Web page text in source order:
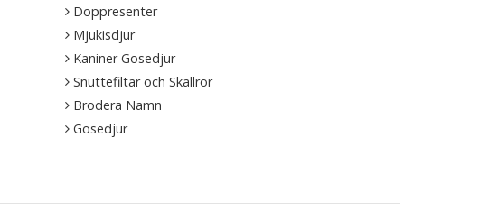
Doppresenter
Mjukisdjur
Kaniner Gosedjur
Snuttefiltar och Skallror
Brodera Namn
Gosedjur